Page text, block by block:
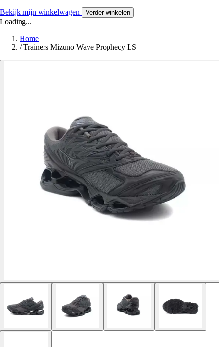
Bekijk mijn winkelwagen Verder winkelen
Loading...
Home
/ Trainers Mizuno Wave Prophecy LS